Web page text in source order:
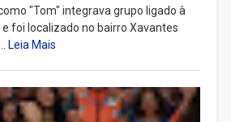
"Tom" integrava grupo ligado à
foi localizado no bairro Xavantes
Leia Mais